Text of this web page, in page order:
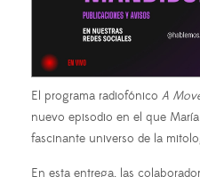
El programa radiofónico A
nuevo episodio en el que
fascinante universo de la
En esta entrega, las